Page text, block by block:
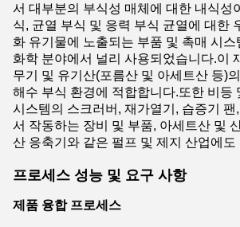
서 대부분의 부식성 매체에 대한 내식성
식, 균열 부식 및 응력 부식 균열에 대한
화 유기물에 노출되는 부품 및 촉매 시스
화학 분야에서 널리 사용되었습니다.이
무기 및 유기산(포름산 및 아세트산 등)
해수 부식 환경에 적합합니다.또한 비등
시스템의 스크러버, 재가열기, 습증기 팬
서 작동하는 장비 및 부품, 아세트산 및
산 응축기와 같은 펄프 및 제지 산업에도
프로세스 성능 및 요구 사항
제품 융합 프로세스